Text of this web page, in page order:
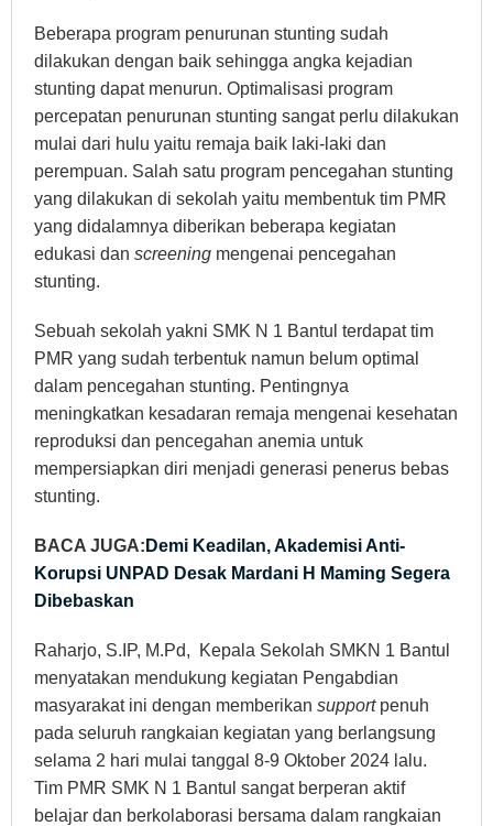
Beberapa program penurunan stunting sudah
dilakukan dengan baik sehingga angka kejadian
stunting dapat menurun. Optimalisasi program
percepatan penurunan stunting sangat perlu dilakukan
mulai dari hulu yaitu remaja baik laki-laki dan
perempuan. Salah satu program pencegahan stunting
yang dilakukan di sekolah yaitu membentuk tim PMR
yang didalamnya diberikan beberapa kegiatan
edukasi dan screening mengenai pencegahan
stunting.
Sebuah sekolah yakni SMK N 1 Bantul terdapat tim
PMR yang sudah terbentuk namun belum optimal
dalam pencegahan stunting. Pentingnya
meningkatkan kesadaran remaja mengenai kesehatan
reproduksi dan pencegahan anemia untuk
mempersiapkan diri menjadi generasi penerus bebas
stunting.
BACA JUGA: Demi Keadilan, Akademisi Anti-
Korupsi UNPAD Desak Mardani H Maming Segera
Dibebaskan
Raharjo, S.IP, M.Pd, Kepala Sekolah SMKN 1 Bantul
menyatakan mendukung kegiatan Pengabdian
masyarakat ini dengan memberikan supportpenuh
pada seluruh rangkaian kegiatan yang berlangsung
selama 2 hari mulai tanggal 8-9 Oktober 2024 lalu.
Tim PMR SMK N 1 Bantul sangat berperan aktif
belajar dan berkolaborasi bersama dalam rangkaian